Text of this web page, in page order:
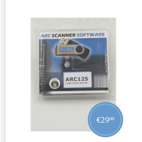
€2900